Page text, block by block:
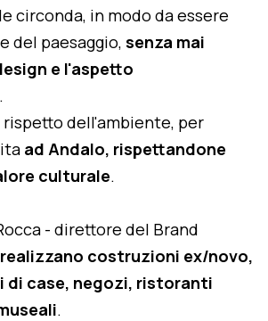
circonda, in modo da essere
del paesaggio, senza mai
e l'aspetto
.
rispetto dell'ambiente, per
ad Andalo, rispettandone
culturale.
- direttore del Brand
costruzioni ex/novo,
case, negozi, ristoranti
.